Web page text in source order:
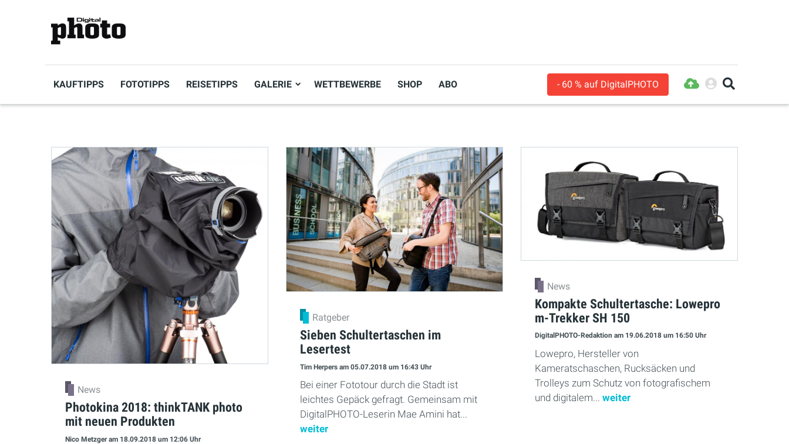
KAUFTIPPS FOTOTIPPS REISETIPPS GALERIE WETTBEWERBE SHOP ABO - 60 % auf DigitalPHOTO
News
Photokina 2018: thinkTANK photo
mit neuen Produkten
Nico Metzgeram 18.09.2018 um 12:06 Uhr
Ratgeber
Sieben Schultertaschen im
Lesertest
Tim Herpers am 05.07.2018 um 16:43 Uhr
Bei einer Fototour durch die Stadt ist
leichtes Gepäck gefragt. Gemeinsam mit
DigitalPHOTO-Leserin Mae Amini hat...
weiter
News
Kompakte Schultertasche: Lowepro
m-Trekker SH 150
DigitalPHOTO-Redaktion am 19.06.2018 um 16:50 Uhr
Lowepro, Hersteller von
Kameratschaschen, Rucksäcken und
Trolleys zum Schutz von fotografischem
und digitalem... weiter